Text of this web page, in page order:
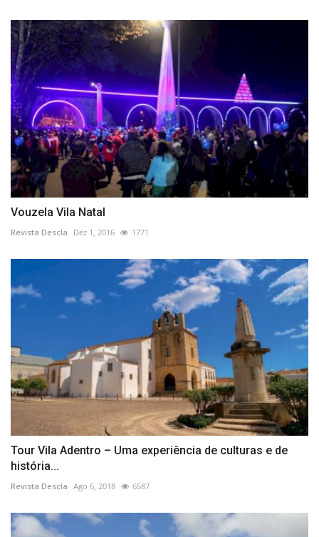
Vouzela Vila Natal
Revista Descla Dez 1, 2016 1771
Tour Vila Adentro – Uma experiência de culturas e de
história...
Revista Descla Ago 6, 2018 6587